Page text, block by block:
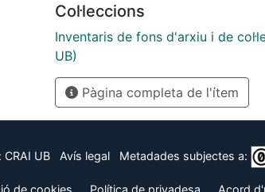
Col·leccions
Inventaris de fons d'arxiu i de
UB)
Pàgina completa de l'ítem
CRAI UB Avís legal Metadades subjectes a:
de cookies Política de privadesa Acord